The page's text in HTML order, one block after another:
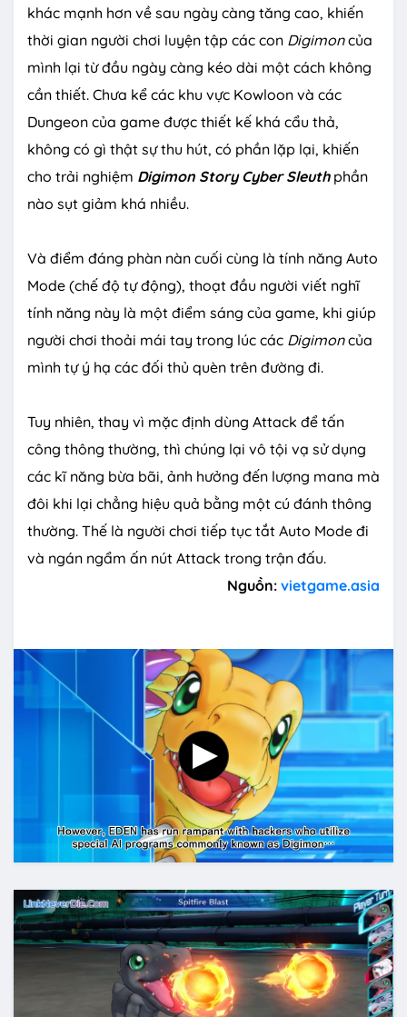
khác mạnh hơn về sau ngày càng tăng cao, khiến
thời gian người chơi luyện tập các con Digimoncủa
mình lại từ đầu ngày càng kéo dài một cách không
cần thiết. Chưa kể các khu vực Kowloon và các
Dungeon của game được thiết kế khá cẩu thả,
không có gì thật sự thu hút, có phần lặp lại, khiến
cho trải nghiệm Digimon Story Cyber Sleuthphần
nào sụt giảm khá nhiều.
Và điểm đáng phàn nàn cuối cùng là tính năng Auto
Mode (chế độ tự động), thoạt đầu người viết nghĩ
tính năng này là một điểm sáng của game, khi giúp
người chơi thoải mái tay trong lúc các Digimoncủa
mình tự ý hạ các đối thủ quèn trên đường đi.
Tuy nhiên, thay vì mặc định dùng Attack để tấn
công thông thường, thì chúng lại vô tội vạ sử dụng
các kĩ năng bừa bãi, ảnh hưởng đến lượng mana mà
đôi khi lại chẳng hiệu quả bằng một cú đánh thông
thường. Thế là người chơi tiếp tục tắt Auto Mode đi
và ngán ngẩm ấn nút Attack trong trận đấu.
Nguồn: vietgame.asia